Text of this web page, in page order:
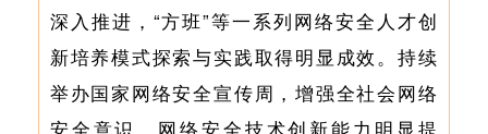
深入推进，“方班”等一系列网络安全人才创
新培养模式探索与实践取得明显成效。持续
举办国家网络安全宣传周，增强全社会网络
安全意识。网络安全技术创新能力明显提